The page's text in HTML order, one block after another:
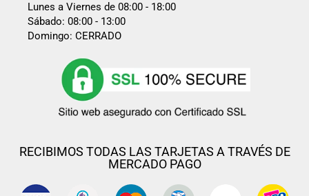
Lunes a Viernes de 08:00 - 18:00
Sábado: 08:00 - 13:00
Domingo: CERRADO
RECIBIMOS TODAS LAS TARJETAS A TRAVÉS DE
MERCADO PAGO